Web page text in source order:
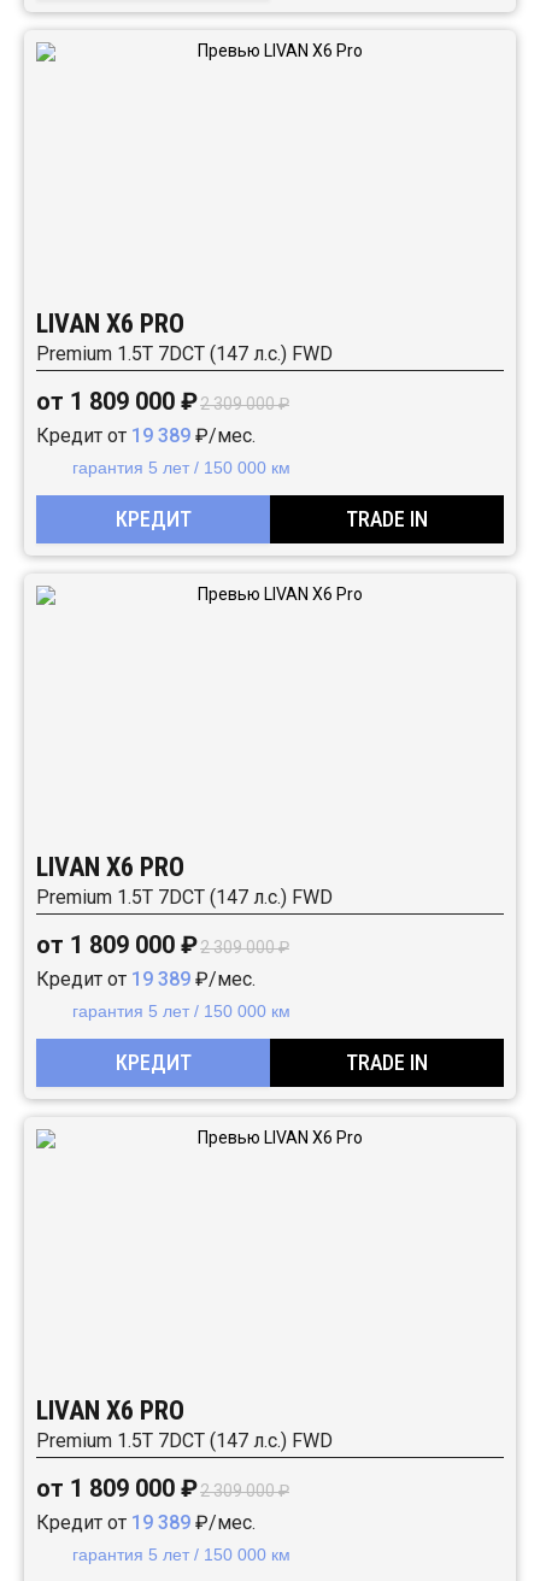
LIVAN X6 PRO
Premium 1.5T 7DCT (147 л.с.) FWD
от 1 809 000 ₽2 309 000 ₽
Кредит от 19 389 ₽/мес.
гарантия 5 лет / 150 000 км
КРЕДИТ TRADE IN
LIVAN X6 PRO
Premium 1.5T 7DCT (147 л.с.) FWD
от 1 809 000 ₽2 309 000 ₽
Кредит от 19 389 ₽/мес.
гарантия 5 лет / 150 000 км
КРЕДИТ TRADE IN
LIVAN X6 PRO
Premium 1.5T 7DCT (147 л.с.) FWD
от 1 809 000 ₽2 309 000 ₽
Кредит от 19 389 ₽/мес.
гарантия 5 лет / 150 000 км